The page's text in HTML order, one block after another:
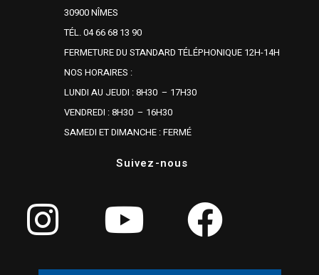
30900 NÎMES
TÉL. 04 66 68 13 90
FERMETURE DU STANDARD TÉLÉPHONIQUE 12H-14H
NOS HORAIRES :
LUNDI AU JEUDI : 8H30 – 17H30
VENDREDI : 8H30 – 16H30
SAMEDI ET DIMANCHE : FERMÉ
Suivez-nous